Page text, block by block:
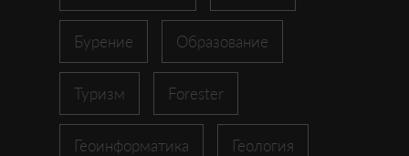
Бурение Образование
Туризм Forester
Геоинформатика Геология